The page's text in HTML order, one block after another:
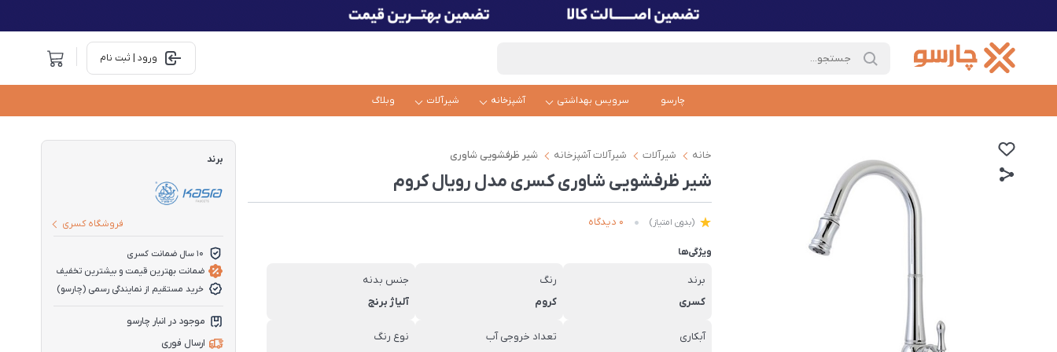
ورود | ثبت نام
چارسو سرویس بهداشتی آشپزخانه شیرآلات وبلاگ
خانه شیرآلات شیرآلات آشپزخانه شیر ظرفشویی شاوری
شیر ظرفشویی شاوری کسری مدل رویال کروم
(بدون امتیاز) 0 دیدگاه
ویژگی‌ها
برند
کسری
رنگ
کروم
جنس بدنه
آلیاژ برنج
آبکاری
تعداد خروجی آب
نوع رنگ
برند
فروشگاه کسری
10 سال ضمانت کسری
ضمانت بهترین قیمت و بیشترین تخفیف
خرید مستقیم از نمایندگی رسمی (چارسو)
موجود در انبار چارسو
ارسال فوری